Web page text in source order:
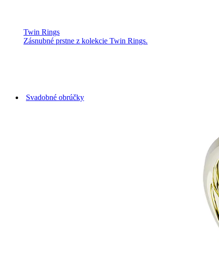
Twin Rings
Zásnubné prstne z kolekcie Twin Rings.
Svadobné obrúčky